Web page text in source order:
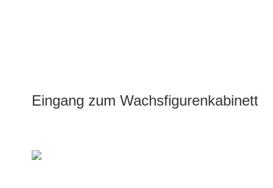
Eingang zum Wachsfigurenkabinett